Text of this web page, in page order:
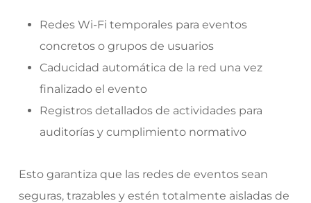
Redes Wi-Fi temporales para eventos
concretos o grupos de usuarios
Caducidad automática de la red una vez
finalizado el evento
Registros detallados de actividades para
auditorías y cumplimiento normativo
Esto garantiza que las redes de eventos sean
seguras, trazables y estén totalmente aisladas de